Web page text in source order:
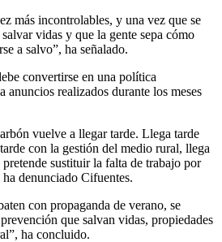
más incontrolables, y una vez que se
vidas y que la gente sepa cómo
a salvo”, ha señalado.
convertirse en una política
anuncios realizados durante los meses
vuelve a llegar tarde. Llega tarde
con la gestión del medio rural, llega
sustituir la falta de trabajo por
denunciado Cifuentes.
con propaganda de verano, se
que salvan vidas, propiedades
ha concluido.